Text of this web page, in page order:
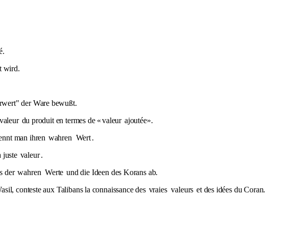
wird.
der Ware bewußt.
valeur du produit en termes de «valeur ajoutée».
man ihren wahren Wert.
juste valeur.
der wahren Werte und die Ideen des Korans ab.
conteste aux Talibans la connaissance des vraies valeurs et des idées du Coran.